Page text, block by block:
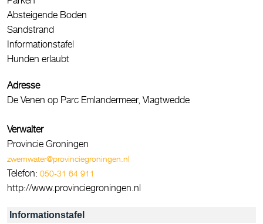
Absteigende Boden
Sandstrand
Informationstafel
Hunden erlaubt
Adresse
De Venen op Parc Emlandermeer, Vlagtwedde
Verwalter
Provincie Groningen
zwemwater@provinciegroningen.nl
Telefon: 050-31 64 911
http://www.provinciegroningen.nl
Informationstafel